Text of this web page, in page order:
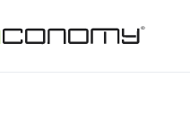
bevat 0 artikelen.